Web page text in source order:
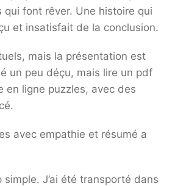
qui font rêver. Une histoire qui
et insatisfait de la conclusion.
mais la présentation est
un peu déçu, mais lire un pdf
en ligne puzzles, avec des
avec empathie et résumé a
J’ai été transporté dans